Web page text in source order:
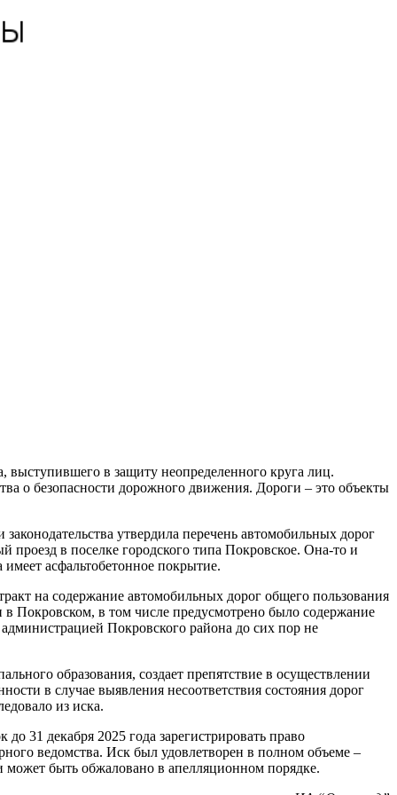
в защиту неопределенного круга лиц.
о безопасности дорожного движения. Дороги – это объекты
утвердила перечень автомобильных дорог
проезд в поселке городского типа Покровское. Она-то и
асфальтобетонное покрытие.
на содержание автомобильных дорог общего пользования
в Покровском, в том числе предусмотрено было содержание
Покровского района до сих пор не
образования, создает препятствие в осуществлении
в случае выявления несоответствия состояния дорог
из иска.
31 декабря 2025 года зарегистрировать право
ведомства. Иск был удовлетворен в полном объеме –
может быть обжаловано в апелляционном порядке.